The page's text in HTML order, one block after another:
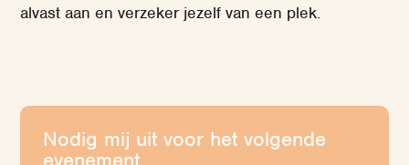
alvast aan en verzeker jezelf van een plek.
Nodig mij uit voor het volgende
evenement